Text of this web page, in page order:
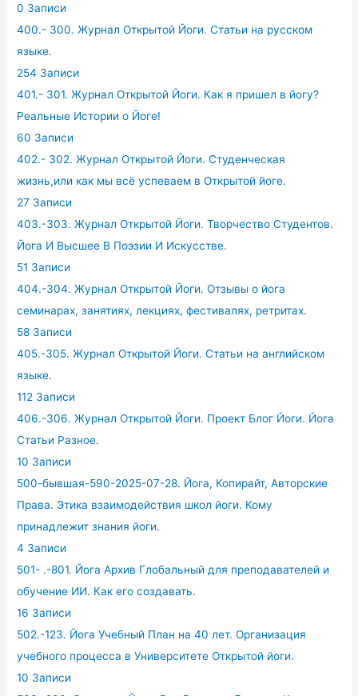
0 Записи
400.- 300. Журнал Открытой Йоги. Статьи на русском
языке.
254 Записи
401.- 301. Журнал Открытой Йоги. Как я пришел в йогу?
Реальные Истории о Йоге!
60 Записи
402.- 302. Журнал Открытой Йоги. Студенческая
жизнь,или как мы всё успеваем в Открытой йоге.
27 Записи
403.-303. Журнал Открытой Йоги. Творчество Студентов.
Йога И Высшее В Поэзии И Искусстве.
51 Записи
404.-304. Журнал Открытой Йоги. Отзывы о йога
семинарах, занятиях, лекциях, фестивалях, ретритах.
58 Записи
405.-305. Журнал Открытой Йоги. Статьи на английском
языке.
112 Записи
406.-306. Журнал Открытой Йоги. Проект Блог Йоги. Йога
Статьи Разное.
10 Записи
500-бывшая-590-2025-07-28. Йога, Копирайт, Авторские
Права. Этика взаимодействия школ йоги. Кому
принадлежит знания йоги.
4 Записи
501- .-801. Йога Архив Глобальный для преподавателей и
обучение ИИ. Как его создавать.
16 Записи
502.-123. Йога Учебный План на 40 лет. Организация
учебного процесса в Университете Открытой йоги.
10 Записи